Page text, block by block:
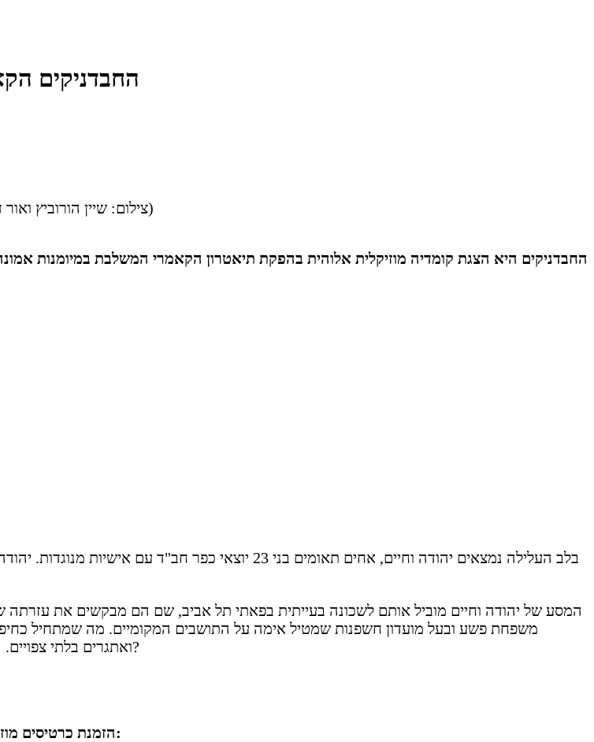
החבדניקים
(צילום: שיין הורוביץ ואור דנון)
החבדניקים היא הצגת קומדיה מוזיקלית אלוהית בהפקת תיאטרון הקאמרי המשלבת במיומנות
בלב העלילה נמצאים יהודה וחיים, אחים תאומים בני 23
המסע של יהודה וחיים מוביל אותם לשכונה בעייתית בפאתי תל אביב, שם הם מבקשים את
משפחת פשע ובעל מועדון חשפנות שמטיל אימה על התושבים המקומיים. מה שמתחיל
ואתגרים בלתי צפויים. האם התערבות אלוהית תספיק כדי להדריך את התאומים במבוך הסיבוכים הזה?
הזמנת כרטיסים מוזלים מתבצעת אונליין ממשרד הכרטיסים הרשמי, באמצעות לוח ההופעות הבא: